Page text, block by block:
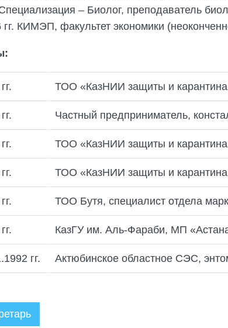
– Биолог, преподаватель
гг. КИМЭП, факультет экономики
ТОО «КазНИИ защиты и
Частный предприниматель,
ТОО «КазНИИ защиты и
ТОО «КазНИИ защиты и
ТОО Бутя, специалист отдела
КазГУ им. Аль-Фараби, МП
гг. Актюбинское областное СЭС,